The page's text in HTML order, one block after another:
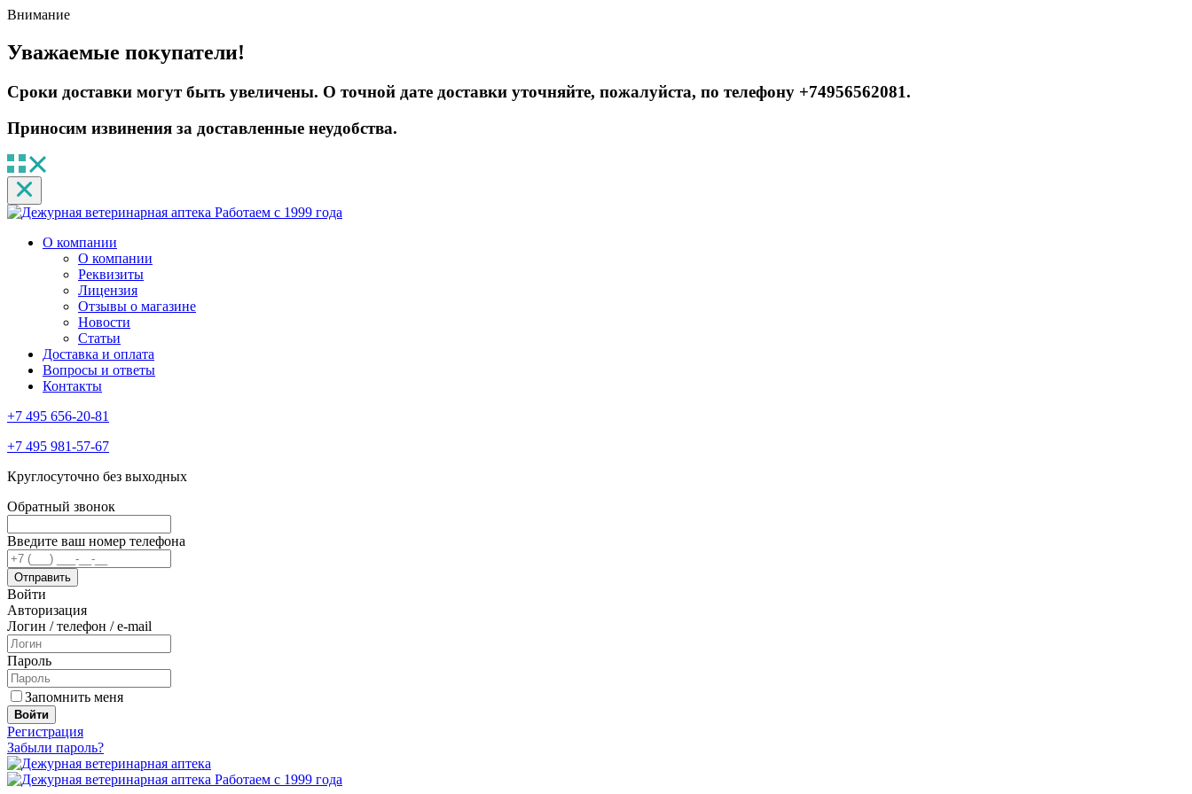
Внимание
Уважаемые покупатели!
Сроки доставки могут быть увеличены. О точной дате доставки уточняйте, пожалуйста, по телефону +74956562081.
Приносим извинения за доставленные неудобства.
Работаем с 1999 года
О компании
О компании
Реквизиты
Лицензия
Отзывы о магазине
Новости
Статьи
Доставка и оплата
Вопросы и ответы
Контакты
+7 495 656-20-81
+7 495 981-57-67
Круглосуточно без выходных
Обратный звонок
Введите ваш номер телефона
Войти
Авторизация
Логин / телефон / e-mail
Пароль
Запомнить меня
Войти
Регистрация
Забыли пароль?
Работаем с 1999 года